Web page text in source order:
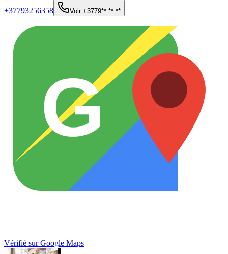
+37793256358
Voir +3779** ** **
G
Vérifié sur Google Maps